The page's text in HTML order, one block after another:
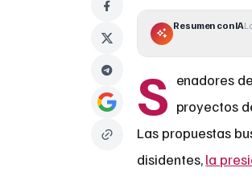
Resumen con IA
S enadores
proyectos
Las propuestas
disidentes,la